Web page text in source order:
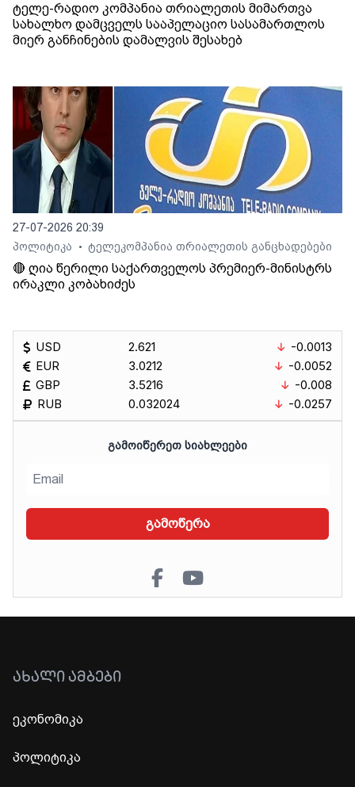
ტელე-რადიო კომპანია თრიალეთის მიმართვა
სახალხო დამცველს სააპელაციო სასამართლოს
მიერ განჩინების დამალვის შესახებ
27-07-2026 20:39
პოლიტიკა
• ტელეკომპანია თრიალეთის განცხადებები
🔴 ღია წერილი საქართველოს პრემიერ-მინისტრს
ირაკლი კობახიძეს
USD
EUR
GBP
RUB
2.621
3.0212
3.5216
0.032024
-0.0013
-0.0052
-0.008
-0.0257
ᲒᲐᲛᲝᲘᲬᲔᲠᲔᲗ ᲡᲘᲐᲮᲚᲔᲔᲑᲘ
გამოწერა
ᲐᲮᲐᲚᲘ ᲐᲛᲑᲔᲑᲘ
ეკონომიკა
პოლიტიკა